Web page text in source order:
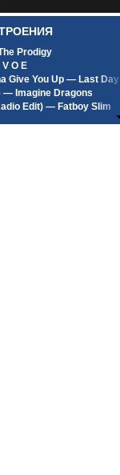
Much Longer — Eve 6
& Sun — Леонид
(zaycev.net) —
Degrees Alien Drop —
Prodigy
O E
Give You Up — Last
— Imagine Dragons
Edit) — Fatboy Slim